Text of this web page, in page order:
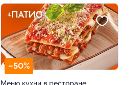
–50%
Меню кухни в ресторане